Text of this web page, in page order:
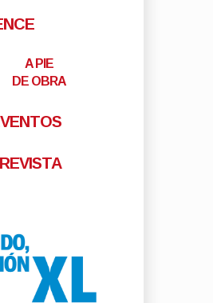
A PIE
DE OBRA